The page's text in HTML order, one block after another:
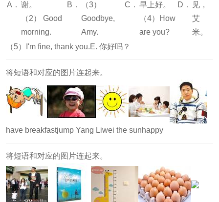
A． 谢。
（2） Good
morning.
B．
（3）
Goodbye,
Amy.
C． 早上好。
（4）How
are you?
D．
见，
艾
米。
（5）I'm fine, thank you.E. 你好吗？
将短语和对应的图片连起来。
have breakfastjump Yang Liwei the sunhappy
将短语和对应的图片连起来。